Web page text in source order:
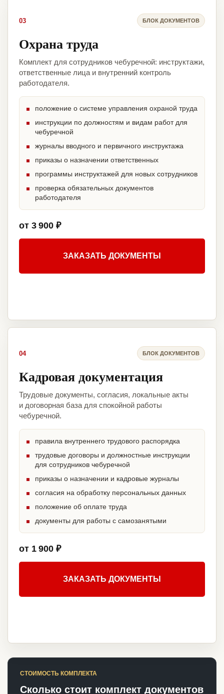
03 БЛОК ДОКУМЕНТОВ
Охрана труда
Комплект для сотрудников чебуречной: инструктажи,
ответственные лица и внутренний контроль
работодателя.
положение о системе управления охраной труда
инструкции по должностям и видам работ для
чебуречной
журналы вводного и первичного инструктажа
приказы о назначении ответственных
программы инструктажей для новых сотрудников
проверка обязательных документов
работодателя
от 3 900 ₽
ЗАКАЗАТЬ ДОКУМЕНТЫ
04 БЛОК ДОКУМЕНТОВ
Кадровая документация
Трудовые документы, согласия, локальные акты
и договорная база для спокойной работы
чебуречной.
правила внутреннего трудового распорядка
трудовые договоры и должностные инструкции
для сотрудников чебуречной
приказы о назначении и кадровые журналы
согласия на обработку персональных данных
положение об оплате труда
документы для работы с самозанятыми
от 1 900 ₽
ЗАКАЗАТЬ ДОКУМЕНТЫ
СТОИМОСТЬ КОМПЛЕКТА
Сколько стоит комплект документов